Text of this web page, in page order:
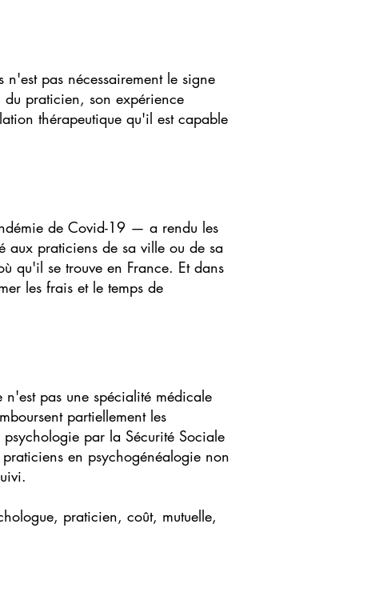
pas nécessairement le signe
praticien, son expérience
thérapeutique qu'il est capable
de Covid-19 — a rendu les
aux praticiens de sa ville ou de sa
qu'il se trouve en France. Et dans
les frais et le temps de
pas une spécialité médicale
partiellement les
par la Sécurité Sociale
en psychogénéalogie non
praticien, coût, mutuelle,